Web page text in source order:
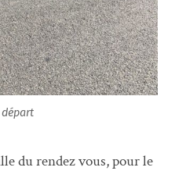
départ
du rendez vous, pour le